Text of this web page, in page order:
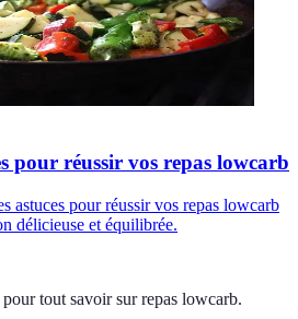
pour réussir vos repas lowcarb
astuces pour réussir vos repas lowcarb
délicieuse et équilibrée.
tout savoir sur repas lowcarb.